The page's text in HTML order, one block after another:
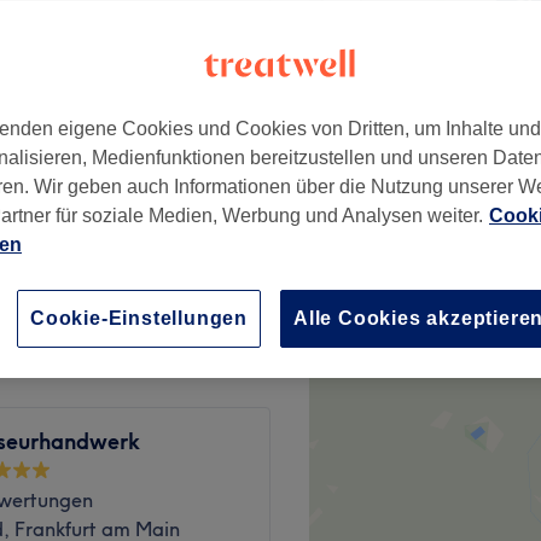
8 €
Frankfurt am Main
eigene Cookies und Cookies von Dritten, um Inhalte
Medienfunktionen bereitzustellen und unseren
Wir geben auch Informationen über die Nutzung unserer
für soziale Medien, Werbung und Analysen weiter.
Cookie-Einstellungen Alle Cookies akzeptieren